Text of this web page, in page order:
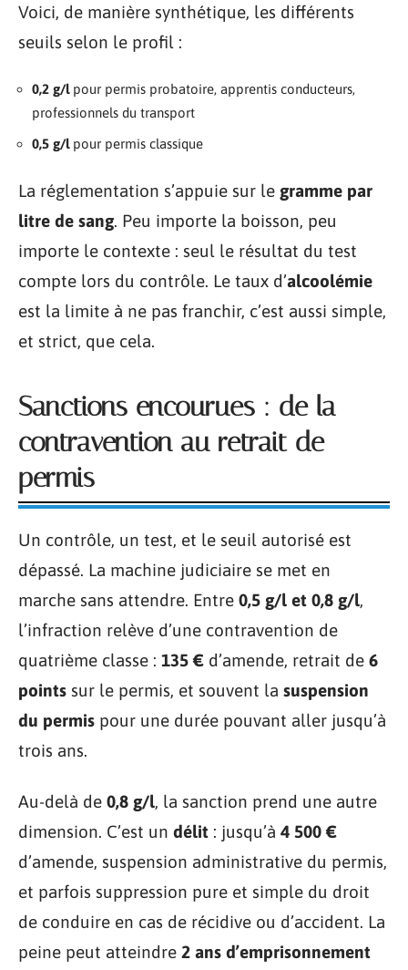
Voici, de manière synthétique, les différents
seuils selon le profil :
0,2 g/lpour permis probatoire, apprentis conducteurs,
professionnels du transport
0,5 g/lpour permis classique
La réglementation s’appuie sur le gramme par
litre de sang. Peu importe la boisson, peu
importe le contexte : seul le résultat du test
compte lors du contrôle. Le taux d’alcoolémie
est la limite à ne pas franchir, c’est aussi simple,
et strict, que cela.
Sanctions encourues : de la
contravention au retrait de
permis
Un contrôle, un test, et le seuil autorisé est
dépassé. La machine judiciaire se met en
marche sans attendre. Entre 0,5 g/l et 0,8 g/l,
l’infraction relève d’une contravention de
quatrième classe : 135 € d’amende, retrait de 6
points sur le permis, et souvent la suspension
du permis pour une durée pouvant aller jusqu’à
trois ans.
Au-delà de 0,8 g/l, la sanction prend une autre
dimension. C’est un délit : jusqu’à 4 500 €
d’amende, suspension administrative du permis,
et parfois suppression pure et simple du droit
de conduire en cas de récidive ou d’accident. La
peine peut atteindre 2 ans d’emprisonnement